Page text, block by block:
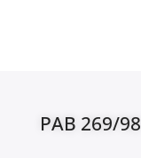
PAB 269/98